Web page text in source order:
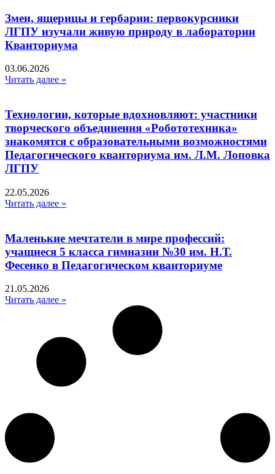
Змеи, ящерицы и гербарии: первокурсники
ЛГПУ изучали живую природу в лаборатории
Кванториума
03.06.2026
Читать далее »
Технологии, которые вдохновляют: участники
творческого объединения «Робототехника»
знакомятся с образовательными возможностями
Педагогического кванториума им. Л.М. Лоповка
ЛГПУ
22.05.2026
Читать далее »
Маленькие мечтатели в мире профессий:
учащиеся 5 класса гимназии №30 им. Н.Т.
Фесенко в Педагогическом кванториуме
21.05.2026
Читать далее »